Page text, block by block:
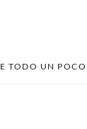
TODO UN POCO